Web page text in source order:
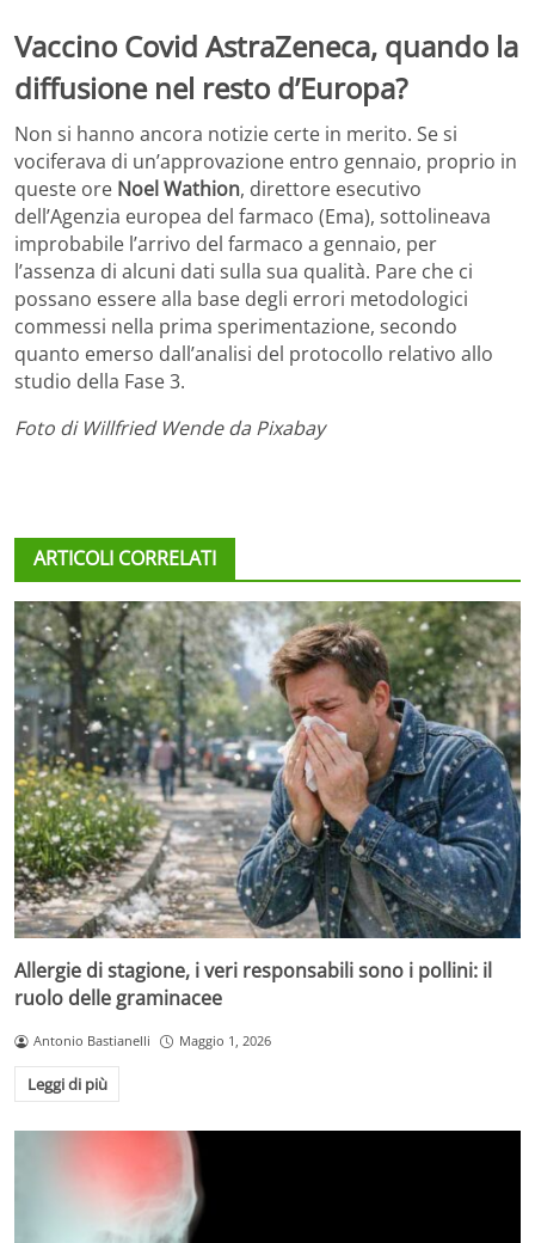
Vaccino Covid AstraZeneca, quando la
diffusione nel resto d’Europa?
Non si hanno ancora notizie certe in merito. Se si
vociferava di un’approvazione entro gennaio, proprio in
queste ore Noel Wathion, direttore esecutivo
dell’Agenzia europea del farmaco (Ema), sottolineava
improbabile l’arrivo del farmaco a gennaio, per
l’assenza di alcuni dati sulla sua qualità. Pare che ci
possano essere alla base degli errori metodologici
commessi nella prima sperimentazione, secondo
quanto emerso dall’analisi del protocollo relativo allo
studio della Fase 3.
Foto di Willfried Wende da Pixabay
ARTICOLI CORRELATI
Allergie di stagione, i veri responsabili sono i pollini: il
ruolo delle graminacee
Antonio Bastianelli Maggio 1, 2026
Leggi di più